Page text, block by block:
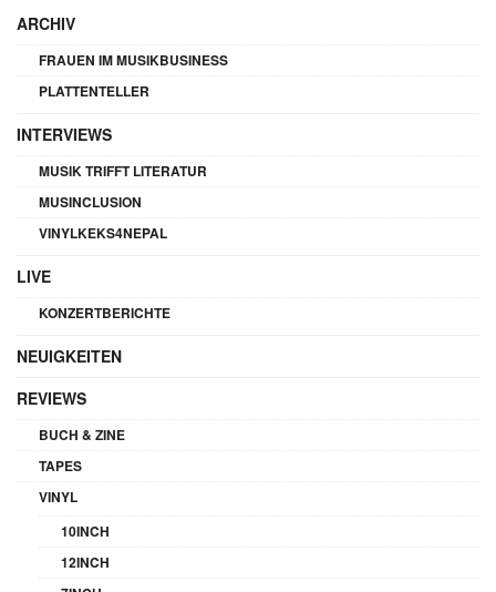
ARCHIV
FRAUEN IM MUSIKBUSINESS
PLATTENTELLER
INTERVIEWS
MUSIK TRIFFT LITERATUR
MUSINCLUSION
VINYLKEKS4NEPAL
LIVE
KONZERTBERICHTE
NEUIGKEITEN
REVIEWS
BUCH & ZINE
TAPES
VINYL
10INCH
12INCH